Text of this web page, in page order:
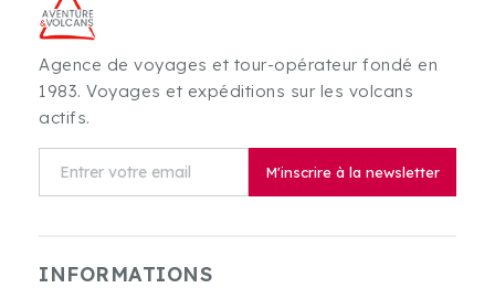
Agence de voyages et tour-opérateur fondé en
1983. Voyages et expéditions sur les volcans
actifs.
M'inscrire à la newsletter
INFORMATIONS